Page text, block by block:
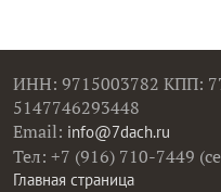
ИНН: 9715003782 КПП:
5147746293448
Email: info@7dach.ru
Тел: +7 (916) 710-7449
Главная страница